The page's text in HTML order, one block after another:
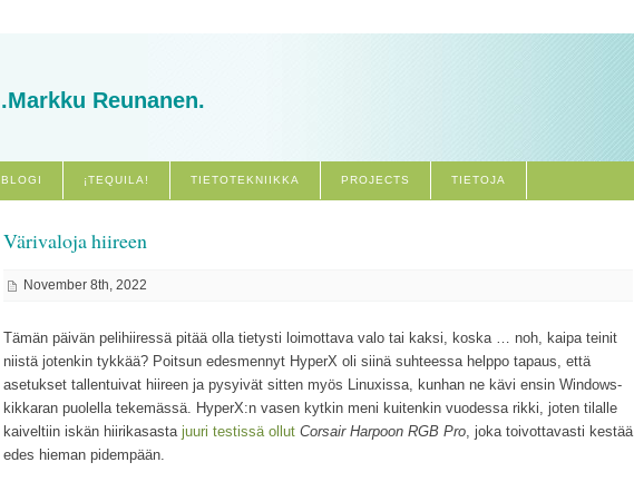
.Markku Reunanen.
BLOGI ¡TEQUILA! TIETOTEKNIIKKA PROJECTS TIETOJA
Värivaloja hiireen
November 8th, 2022
Tämän päivän pelihiiressä pitää olla tietysti loimottava valo tai kaksi, koska … noh, kaipa teinit
niistä jotenkin tykkää? Poitsun edesmennyt HyperX oli siinä suhteessa helppo tapaus, että
asetukset tallentuivat hiireen ja pysyivät sitten myös Linuxissa, kunhan ne kävi ensin Windows-
kikkaran puolella tekemässä. HyperX:n vasen kytkin meni kuitenkin vuodessa rikki, joten tilalle
kaiveltiin iskän hiirikasasta juuri testissä ollut Corsair Harpoon RGB Pro , joka toivottavasti kestää
edes hieman pidempään.